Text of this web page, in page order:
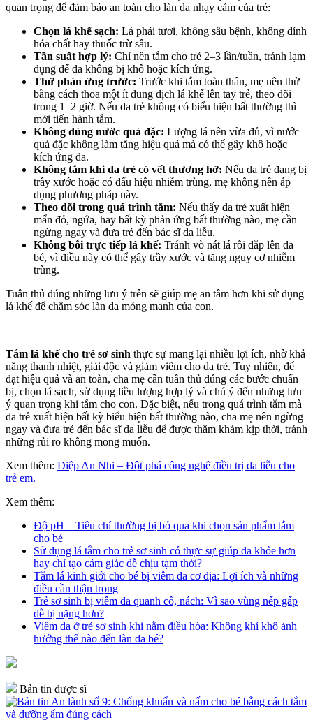
quan trọng để đảm bảo an toàn cho làn da nhạy cảm của trẻ:
Chọn lá khế sạch: Lá phải tươi, không sâu bệnh, không dính
hóa chất hay thuốc trừ sâu.
Tần suất hợp lý: Chỉ nên tắm cho trẻ 2–3 lần/tuần, tránh lạm
dụng để da không bị khô hoặc kích ứng.
Thử phản ứng trước: Trước khi tắm toàn thân, mẹ nên thử
bằng cách thoa một ít dung dịch lá khế lên tay trẻ, theo dõi
trong 1–2 giờ. Nếu da trẻ không có biểu hiện bất thường thì
mới tiến hành tắm.
Không dùng nước quá đặc: Lượng lá nên vừa đủ, vì nước
quá đặc không làm tăng hiệu quả mà có thể gây khô hoặc
kích ứng da.
Không tắm khi da trẻ có vết thương hở: Nếu da trẻ đang bị
trầy xước hoặc có dấu hiệu nhiễm trùng, mẹ không nên áp
dụng phương pháp này.
Theo dõi trong quá trình tắm: Nếu thấy da trẻ xuất hiện
mẩn đỏ, ngứa, hay bất kỳ phản ứng bất thường nào, mẹ cần
ngừng ngay và đưa trẻ đến bác sĩ da liễu.
Không bôi trực tiếp lá khế: Tránh vò nát lá rồi đắp lên da
bé, vì điều này có thể gây trầy xước và tăng nguy cơ nhiễm
trùng.
Tuân thủ đúng những lưu ý trên sẽ giúp mẹ an tâm hơn khi sử dụng
lá khế để chăm sóc làn da mỏng manh của con.
Tắm lá khế cho trẻ sơ sinh thực sự mang lại nhiều lợi ích, nhờ khả
năng thanh nhiệt, giải độc và giảm viêm cho da trẻ. Tuy nhiên, để
đạt hiệu quả và an toàn, cha mẹ cần tuân thủ đúng các bước chuẩn
bị, chọn lá sạch, sử dụng liều lượng hợp lý và chú ý đến những lưu
ý quan trọng khi tắm cho con. Đặc biệt, nếu trong quá trình tắm mà
da trẻ xuất hiện bất kỳ biểu hiện bất thường nào, cha mẹ nên ngừng
ngay và đưa trẻ đến bác sĩ da liễu để được thăm khám kịp thời, tránh
những rủi ro không mong muốn.
Xem thêm: Diệp An Nhi – Đột phá công nghệ điều trị da liễu cho
trẻ em.
Xem thêm:
Độ pH – Tiêu chí thường bị bỏ qua khi chọn sản phẩm tắm
cho bé
Sử dụng lá tắm cho trẻ sơ sinh có thực sự giúp da khỏe hơn
hay chỉ tạo cảm giác dễ chịu tạm thời?
Tắm lá kinh giới cho bé bị viêm da cơ địa: Lợi ích và những
điều cần thận trọng
Trẻ sơ sinh bị viêm da quanh cổ, nách: Vì sao vùng nếp gấp
dễ bị nặng hơn?
Viêm da ở trẻ sơ sinh khi nằm điều hòa: Không khí khô ảnh
hưởng thế nào đến làn da bé?
Bản tin dược sĩ